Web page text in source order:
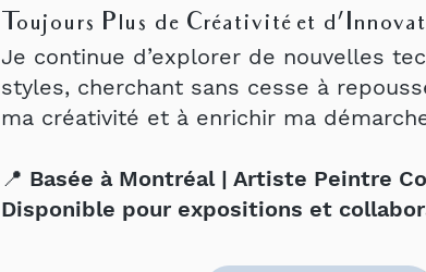
Toujours Plus de Créativité et
Je continue d’explorer de nouvelles
styles, cherchant sans cesse à
ma créativité et à enrichir ma
📍 Basée à Montréal | Artiste Peintre
Disponible pour expositions et